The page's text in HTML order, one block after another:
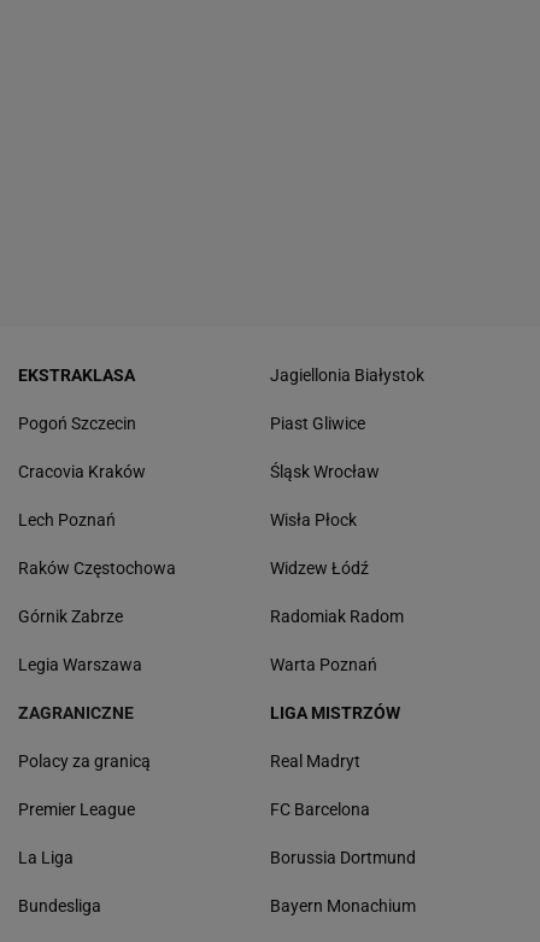
EKSTRAKLASA
Pogoń Szczecin
Cracovia Kraków
Lech Poznań
Raków Częstochowa
Górnik Zabrze
Legia Warszawa
Jagiellonia Białystok
Piast Gliwice
Śląsk Wrocław
Wisła Płock
Widzew Łódź
Radomiak Radom
Warta Poznań
ZAGRANICZNE
Polacy za granicą
Premier League
La Liga
Bundesliga
LIGA MISTRZÓW
Real Madryt
FC Barcelona
Borussia Dortmund
Bayern Monachium